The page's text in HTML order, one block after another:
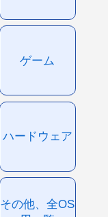
ゲーム
ハードウェア
その他、全OS